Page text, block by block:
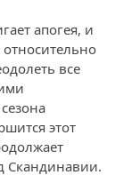
апогея, и
относительно
все
этот
Скандинавии.